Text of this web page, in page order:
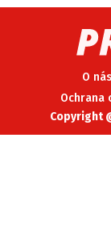
O nás
Ochrana
Copyright